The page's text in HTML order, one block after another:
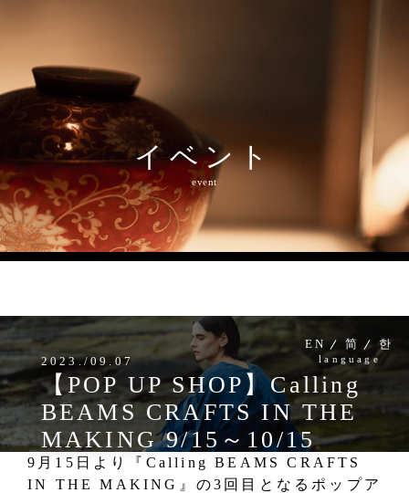
EN 简 한
language
イベント
event
2023./09.07
【POP UP SHOP】Calling
BEAMS CRAFTS IN THE
MAKING 9/15～10/15
9月15日より『Calling BEAMS CRAFTS
IN THE MAKING』の3回目となるポップア